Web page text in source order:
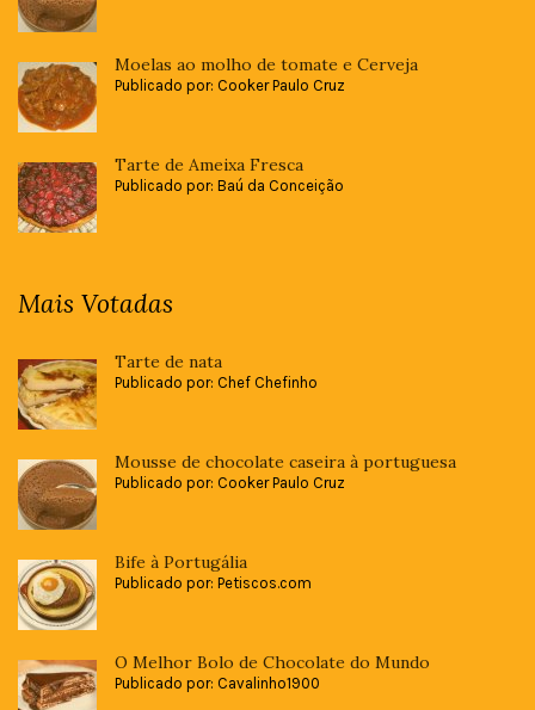
Moelas ao molho de tomate e Cerveja
Publicado por: Cooker Paulo Cruz
Tarte de Ameixa Fresca
Publicado por: Baú da Conceição
Mais Votadas
Tarte de nata
Publicado por: Chef Chefinho
Mousse de chocolate caseira à portuguesa
Publicado por: Cooker Paulo Cruz
Bife à Portugália
Publicado por: Petiscos.com
O Melhor Bolo de Chocolate do Mundo
Publicado por: Cavalinho1900